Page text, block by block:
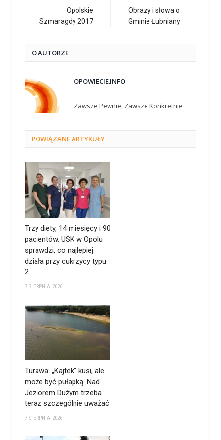
Opolskie
Szmaragdy 2017
Obrazy i słowa o
Gminie Łubniany
O AUTORZE
OPOWIECIE.INFO
Zawsze Pewnie, Zawsze Konkretnie
POWIĄZANEARTYKUŁY
Trzy diety, 14 miesięcy i 90
pacjentów. USK w Opolu
sprawdzi, co najlepiej
działa przy cukrzycy typu
2
7 SIERPNIA 2026
Turawa: „Kajtek” kusi, ale
może być pułapką. Nad
Jeziorem Dużym trzeba
teraz szczególnie uważać
7 SIERPNIA 2026